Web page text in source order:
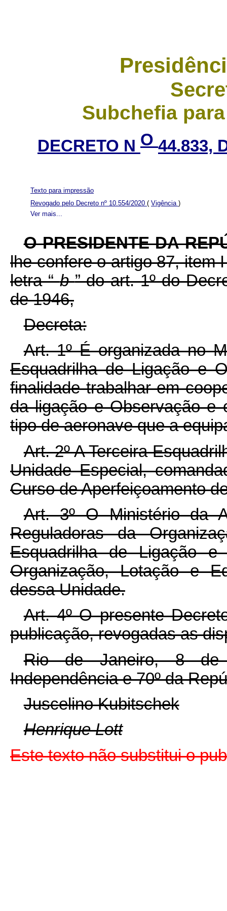
Subchefia
DECRETO N O 44.833,
Ver mais...
Texto para impressão
Revogado pelo Decreto nº 10.554/2020 ( Vigência )
O PRESIDENTE DA
lhe confere o artigo 87, item
letra “b” do art. 1º do
de 1946,
Decreta:
Art. 1º É organizada no
Esquadrilha de Ligação e
finalidade trabalhar em
da ligação e Observação e
tipo de aeronave que a
Art. 2º A Terceira
Unidade Especial,
Curso de Aperfeiçoamento
Art. 3º O Ministério da
Reguladoras da
Esquadrilha de Ligação
Organização, Lotação e
dessa Unidade.
Art. 4º O presente
publicação, revogadas as
Rio de Janeiro, 8 de
Independência e 70º da
Juscelino Kubitschek
Henrique Lott
Este texto não substitui o